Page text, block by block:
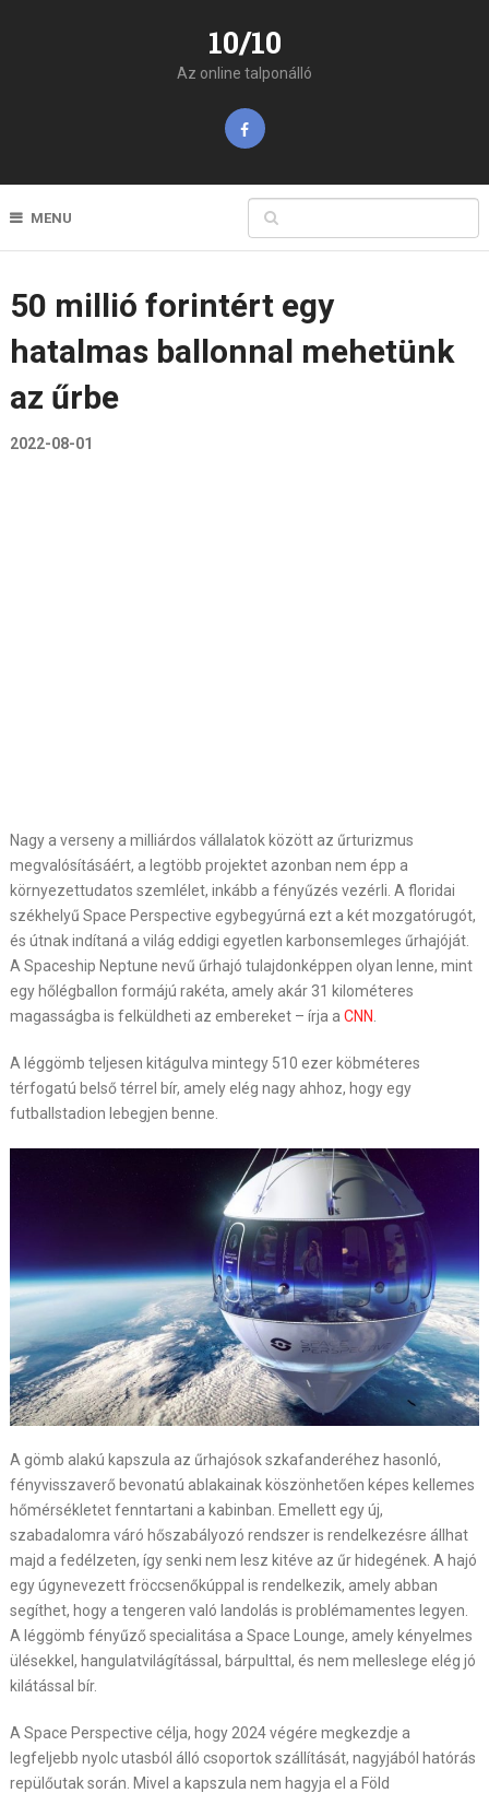
10/10
Az online talponálló
MENU
50 millió forintért egy
hatalmas ballonnal mehetünk
az űrbe
2022-08-01
Nagy a verseny a milliárdos vállalatok között az űrturizmus
megvalósításáért, a legtöbb projektet azonban nem épp a
környezettudatos szemlélet, inkább a fényűzés vezérli. A floridai
székhelyű Space Perspective egybegyúrná ezt a két mozgatórugót,
és útnak indítaná a világ eddigi egyetlen karbonsemleges űrhajóját.
A Spaceship Neptune nevű űrhajó tulajdonképpen olyan lenne, mint
egy hőlégballon formájú rakéta, amely akár 31 kilométeres
magasságba is felküldheti az embereket – írja a CNN
A léggömb teljesen kitágulva mintegy 510 ezer köbméteres
térfogatú belső térrel bír, amely elég nagy ahhoz, hogy egy
futballstadion lebegjen benne.
A gömb alakú kapszula az űrhajósok szkafanderéhez hasonló,
fényvisszaverő bevonatú ablakainak köszönhetően képes kellemes
hőmérsékletet fenntartani a kabinban. Emellett egy új,
szabadalomra váró hőszabályozó rendszer is rendelkezésre állhat
majd a fedélzeten, így senki nem lesz kitéve az űr hidegének. A hajó
egy úgynevezett fröccsenőkúppal is rendelkezik, amely abban
segíthet, hogy a tengeren való landolás is problémamentes legyen.
A léggömb fényűző specialitása a Space Lounge, amely kényelmes
ülésekkel, hangulatvilágítással, bárpulttal, és nem melleslege elég jó
kilátással bír.
A Space Perspective célja, hogy 2024 végére megkezdje a
legfeljebb nyolc utasból álló csoportok szállítását, nagyjából hatórás
repülőutak során. Mivel a kapszula nem hagyja el a Föld